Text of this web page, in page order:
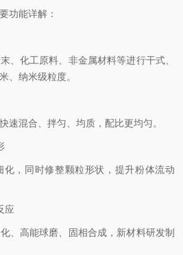
功能详解：
化工原料、非金属材料等进行干式、
、纳米级粒度。
混合、拌匀、均质，配比更均匀。
，同时修整颗粒形状，提升粉体流动
应
高能球磨、固相合成，新材料研发制